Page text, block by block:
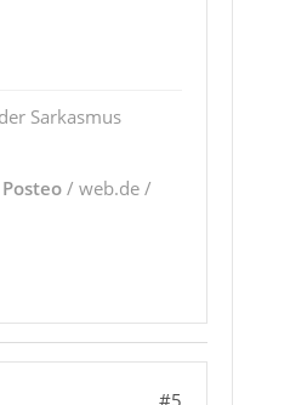
Sarkasmus
Posteo/ web.de /